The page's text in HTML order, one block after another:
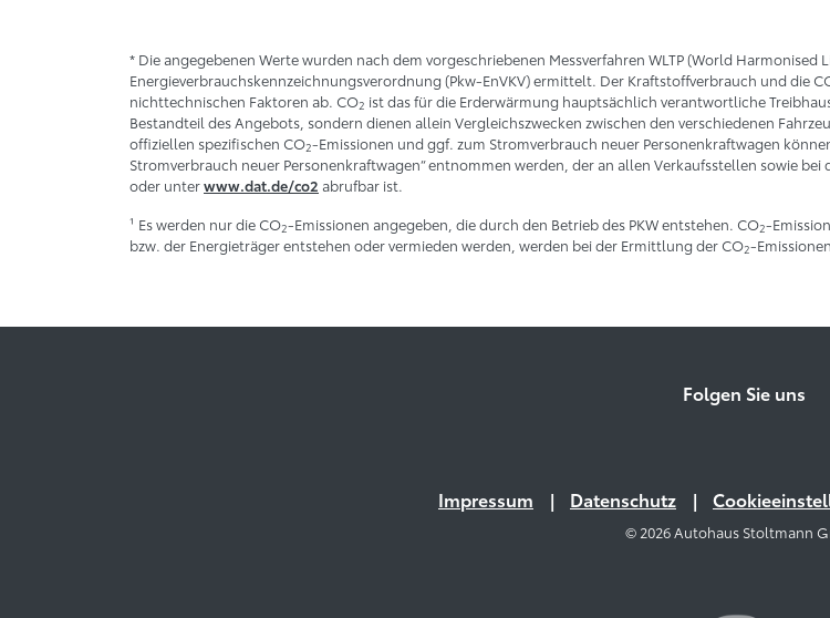
* Die angegebenen Werte wurden nach dem vorgeschriebenen Messverfahren WLTP (World Harmonised
Energieverbrauchskennzeichnungsverordnung (Pkw-EnVKV) ermittelt. Der Kraftstoffverbrauch und die
nichttechnischen Faktoren ab. CO2 ist das für die Erderwärmung hauptsächlich verantwortliche
Bestandteil des Angebots, sondern dienen allein Vergleichszwecken zwischen den verschiedenen
offiziellen spezifischen CO2-Emissionen und ggf. zum Stromverbrauch neuer Personenkraftwagen
Stromverbrauch neuer Personenkraftwagen“ entnommen werden, der an allen Verkaufsstellen sowie
oder unterwww.dat.de/co2 abrufbar ist.
¹ Es werden nur die CO2-Emissionen angegeben, die durch den Betrieb des PKW entstehen. CO2-
bzw. der Energieträger entstehen oder vermieden werden, werden bei der Ermittlung der CO2-
Folgen Sie uns
Impressum Datenschutz
© 2026 Autohaus Stoltmann